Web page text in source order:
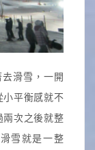
滑雪，一開
小平衡感就不
兩次之後就整
雪就是一整